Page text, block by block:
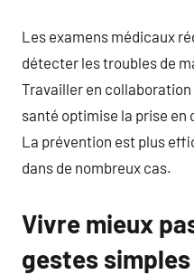
Les examens médicaux
détecter les troubles de
Travailler en
santé optimise la prise en
La prévention est plus
dans de nombreux cas.
Vivre mieux
gestes